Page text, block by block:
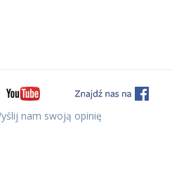
nam swoją opinię